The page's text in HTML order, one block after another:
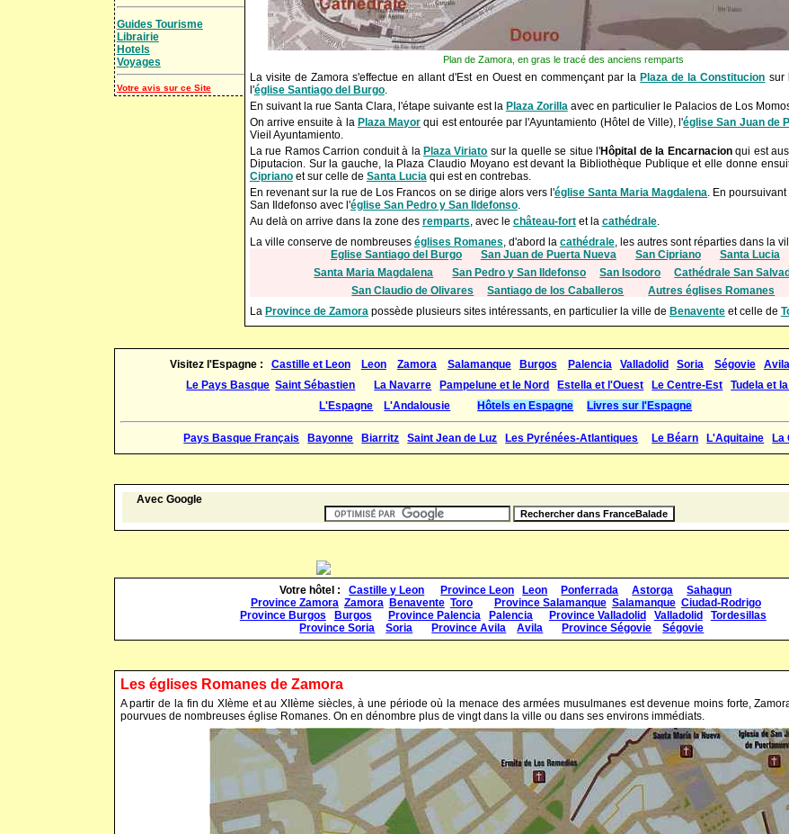
Guides Tourisme
Librairie
Hotels
Voyages
Votre avis sur ce Site
Plan de Zamora, en gras le tracé des anciens remparts
La visite de Zamora s'effectue en allant d'Est en Ouest en commençant par laPlaza de la Constitucion sur
l'église Santiago del Burgo.
En suivant la rue Santa Clara, l'étape suivante est la Plaza Zorilla avec en particulier le Palacios de Los
On arrive ensuite à la Plaza Mayor qui est entourée par l'Ayuntamiento (Hôtel de Ville), l'église San Juan de
Vieil Ayuntamiento.
La rue Ramos Carrion conduit à laPlaza Viriato sur la quelle se situe l'Hôpital de la Encarnacionqui est
Diputacion. Sur la gauche, la Plaza Claudio Moyano est devant la Bibliothèque Publique et elle donne
Ciprianoet sur celle de Santa Lucia qui est en contrebas.
En revenant sur la rue de Los Francos on se dirige alors vers l'église Santa Maria Magdalena . En
San Ildefonso avec l'église San Pedro y San Ildefonso.
Au delà on arrive dans la zone des remparts , avec le château-fortet la cathédrale.
La ville conserve de nombreuses églises Romanes , d'abord la cathédrale, les autres sont réparties dans la
Eglise Santiago del Burgo
San Juan de Puerta Nueva San Cipriano
Santa Lucia
Santa Maria Magdalena
San Pedro y San Ildefonso San Isodoro
Cathédrale San
San Claudio de Olivares
Santiago de los Caballeros
Autres églises Romanes
La Province de Zamora possède plusieurs sites intéressants, en particulier la ville de Benaventeet celle de
Visitez l'Espagne : Castille et Leon Leon Zamora Salamanque Burgos Palencia Valladolid Soria Ségovie Avila
Le Pays Basque Saint Sébastien La Navarre Pampelune et le Nord Estella et l'Ouest Le Centre-Est
Tudela et
L'Espagne
L'Andalousie Hôtels en Espagne Livres sur l'Espagne
Pays Basque Français Bayonne Biarritz Saint Jean de Luz Les Pyrénées-Atlantiques Le Béarn L'Aquitaine La
Avec Google
Votre hôtel : Castille y Leon Province Leon Leon Ponferrada Astorga
Sahagun
Province Zamora Zamora Benavente Toro Province Salamanque Salamanque Ciudad-Rodrigo
Province Burgos
Burgos Province Palencia Palencia Province Valladolid Valladolid
Tordesillas
Province Soria
Soria Province Avila Avila Province Ségovie Ségovie
Les églises Romanes de Zamora
A partir de la fin du XIème et au XIIème siècles, à une période où la menace des armées musulmanes est devenue moins forte,
pourvues de nombreuses église Romanes. On en dénombre plus de vingt dans la ville ou dans ses environs immédiats.